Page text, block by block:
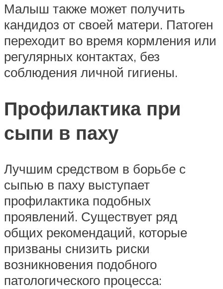
Малыш также может получить
кандидоз от своей матери. Патоген
переходит во время кормления или
регулярных контактах, без
соблюдения личной гигиены.
Профилактика при
сыпи в паху
Лучшим средством в борьбе с
сыпью в паху выступает
профилактика подобных
проявлений. Существует ряд
общих рекомендаций, которые
призваны снизить риски
возникновения подобного
патологического процесса: